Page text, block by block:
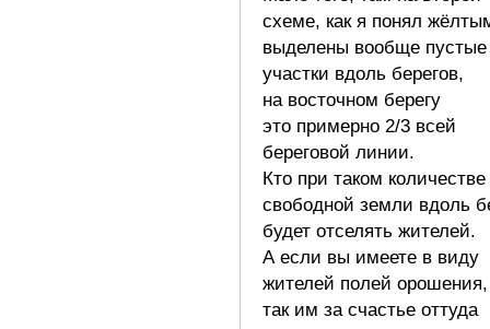
схеме, как я понял
выделены вообще пустые
участки вдоль берегов,
на восточном берегу
это примерно 2/3 всей
береговой линии.
Кто при таком количестве
свободной земли вдоль
будет отселять жителей.
А если вы имеете в виду
жителей полей орошения,
так им за счастье оттуда